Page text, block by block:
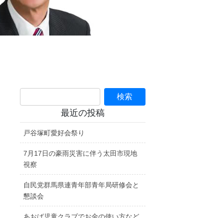
最近の投稿
戸谷塚町愛好会祭り
7月17日の豪雨災害に伴う太田市現地
視察
自民党群馬県連青年部青年局研修会と
懇談会